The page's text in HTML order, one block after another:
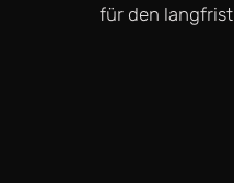
für den